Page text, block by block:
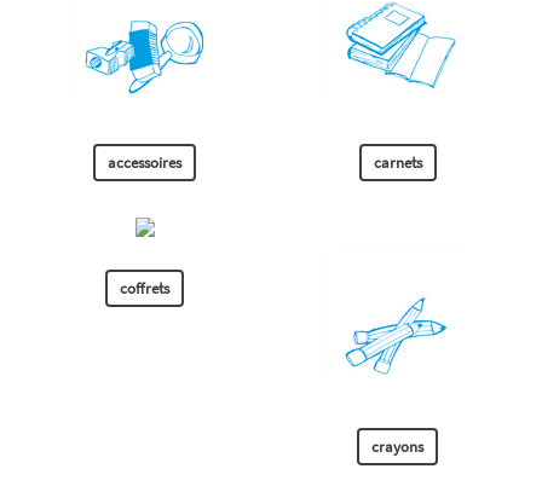
accessoires carnets
coffrets
crayons